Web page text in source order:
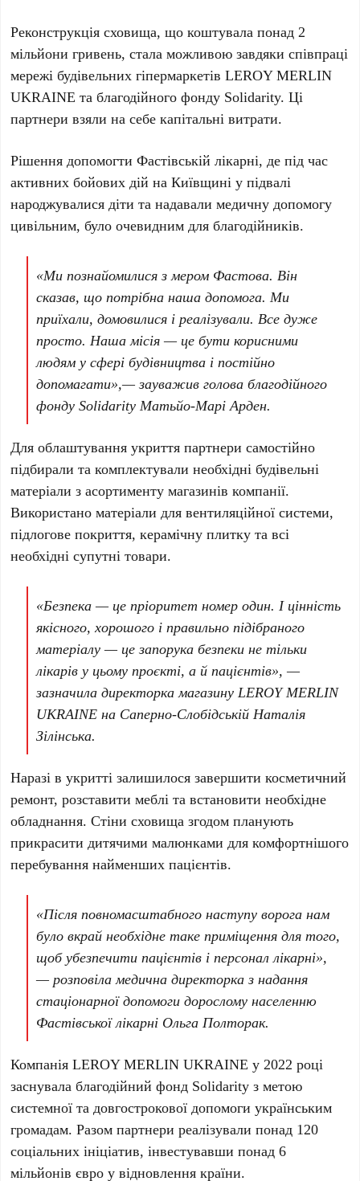
Реконструкція сховища, що коштувала понад 2
мільйони гривень, стала можливою завдяки співпраці
мережі будівельних гіпермаркетівLEROY MERLIN
UKRAINE та благодійного фонду Solidarity. Ці
партнери взяли на себе капітальні витрати.
Рішення допомогти Фастівській лікарні, де під час
активних бойових дій наКиївщині у підвалі
народжувалися діти та надавали медичну допомогу
цивільним, було очевидним для благодійників.
«Ми познайомилися з мером Фастова. Він
сказав, що потрібна наша допомога. Ми
приїхали, домовилися і реалізували. Все дуже
просто. Наша місія — це бути корисними
людям у сфері будівництва і постійно
допомагати»,— зауважив голова благодійного
фонду Solidarity Матьйо-Марі Арден.
Для облаштування укриття партнери самостійно
підбирали та комплектували необхідні будівельні
матеріали з асортименту магазинів компанії.
Використано матеріали для вентиляційної системи,
підлогове покриття, керамічну плитку та всі
необхідні супутні товари.
«Безпека — це пріоритет номер один. І цінність
якісного, хорошого і правильно підібраного
матеріалу — це запорука безпеки не тільки
лікарів у цьому проєкті, а й пацієнтів», —
зазначила директорка магазину LEROY MERLIN
UKRAINE на Саперно-Слобідській Наталія
Зілінська.
Наразі в укритті залишилося завершити косметичний
ремонт, розставити меблі та встановити необхідне
обладнання. Стіни сховища згодом планують
прикрасити дитячими малюнками для комфортнішого
перебування найменших пацієнтів.
«Після повномасштабного наступу ворога нам
було вкрай необхідне таке приміщення для того,
щоб убезпечити пацієнтів і персонал лікарні»,
— розповіла медична директорка з надання
стаціонарної допомоги дорослому населенню
Фастівської лікарні Ольга Полторак.
КомпаніяLEROY MERLIN UKRAINE у 2022 році
заснувала благодійний фонд Solidarity з метою
системної та довгострокової допомоги українським
громадам. Разом партнери реалізували понад 120
соціальних ініціатив, інвестувавши понад6
мільйонів євро у відновлення країни.